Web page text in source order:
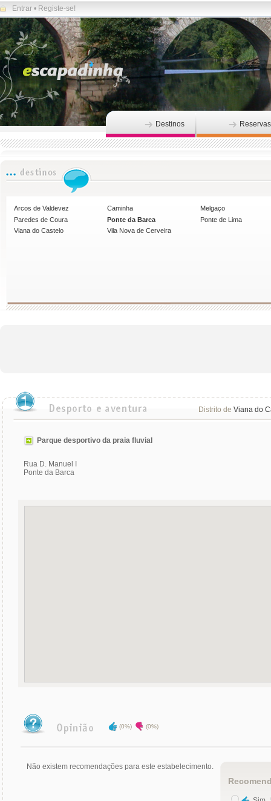
Entrar • Registe-se!
Destinos Reservas
Arcos de Valdevez Caminha
Melgaço
Paredes de Coura
Ponte da Barca
Ponte de Lima
Viana do Castelo
Vila Nova de Cerveira
Distrito de Viana do
Parque desportivo da praia fluvial
Rua D. Manuel I
Ponte da Barca
(0%) (0%)
Não existem recomendações para este estabelecimento.